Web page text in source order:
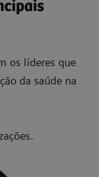
os líderes que
da saúde na